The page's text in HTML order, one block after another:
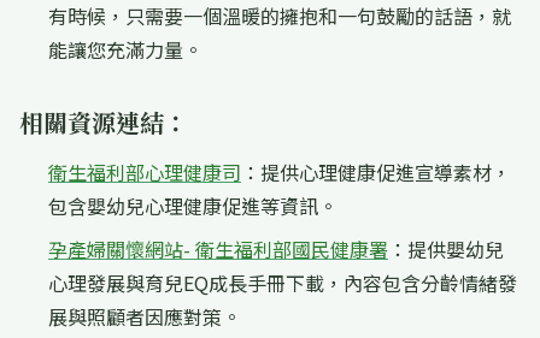
有時候，只需要一個溫暖的擁抱和一句鼓勵的話語，就
能讓您充滿力量。
相關資源連結：
衛生福利部心理健康司 ：提供心理健康促進宣導素材，
包含嬰幼兒心理健康促進等資訊。
孕產婦關懷網站- 衛生福利部國民健康署 ：提供嬰幼兒
心理發展與育兒EQ成長手冊下載，內容包含分齡情緒發
展與照顧者因應對策。